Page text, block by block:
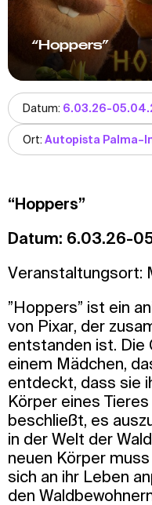
“Hoppers”
Datum: 6.03.26-
Ort: Autopista
“Hoppers”
Datum: 6.03.26-
Veranstaltungsort:
”Hoppers” ist ein
von Pixar, der
entstanden ist. Die
einem Mädchen,
entdeckt, dass sie
Körper eines
beschließt, es
in der Welt der
neuen Körper
sich an ihr Leben
den